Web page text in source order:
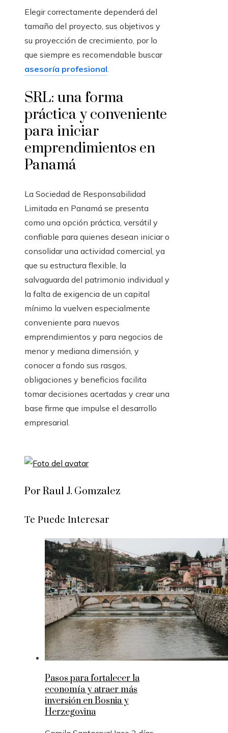
Elegir correctamente dependerá del
tamaño del proyecto, sus objetivos y
su proyección de crecimiento, por lo
que siempre es recomendable buscar
asesoría profesional.
SRL: una forma
práctica y conveniente
para iniciar
emprendimientos en
Panamá
La Sociedad de Responsabilidad
Limitada en Panamá se presenta
como una opción práctica, versátil y
confiable para quienes desean iniciar o
consolidar una actividad comercial, ya
que su estructura flexible, la
salvaguarda del patrimonio individual y
la falta de exigencia de un capital
mínimo la vuelven especialmente
conveniente para nuevos
emprendimientos y para negocios de
menor y mediana dimensión, y
conocer a fondo sus rasgos,
obligaciones y beneficios facilita
tomar decisiones acertadas y crear una
base firme que impulse el desarrollo
empresarial.
Por Raul J. Gomzalez
Te Puede Interesar
Pasos para fortalecer la
economía y atraer más
inversión en Bosnia y
Herzegovina